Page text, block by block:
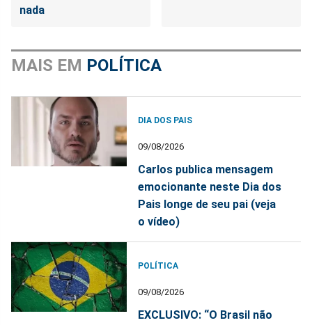
nada
MAIS EM POLÍTICA
DIA DOS PAIS
09/08/2026
Carlos publica mensagem
emocionante neste Dia dos
Pais longe de seu pai (veja
o vídeo)
POLÍTICA
09/08/2026
EXCLUSIVO: “O Brasil não